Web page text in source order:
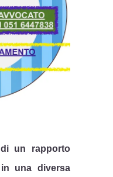
un rapporto
una diversa